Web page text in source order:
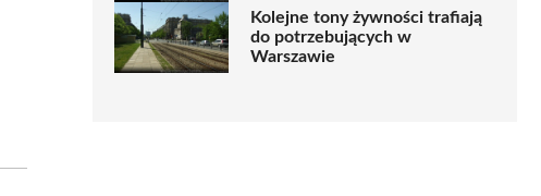
Kolejne tony żywności trafiają
do potrzebujących w
Warszawie